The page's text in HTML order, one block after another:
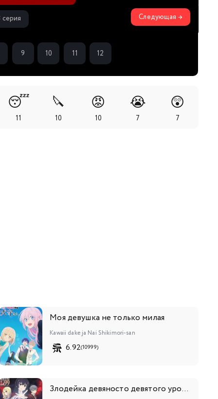
серия Следующая →
9 10 11 12
😴
11
🔪
10
😡
10
😭
7
😲
7
Моя девушка не только милая
Kawaii dake ja Nai Shikimori-san
6.92(10999)
Злодейка девяносто девятого уровня: «Я босс, но не король демонов»